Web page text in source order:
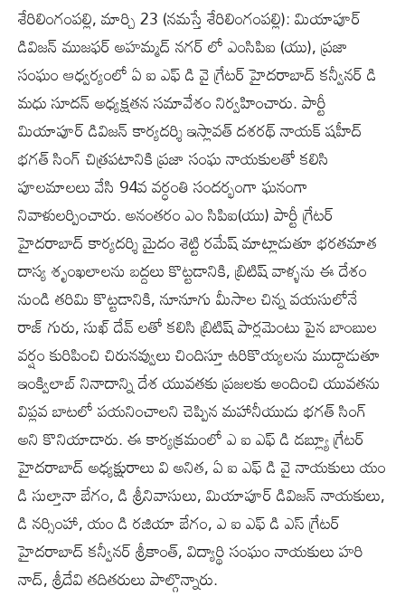
శేరిలింగంపల్లి, మార్చి 23 (న‌మ‌స్తే శేరిలింగంపల్లి): మియాపూర్
డివిజన్ ముజఫర్ అహమ్మద్ నగర్ లో ఎంసిపిఐ (యు), ప్రజా
సంఘం ఆధ్వర్యంలో ఏ ఐ ఎఫ్ డి వై గ్రేటర్ హైదరాబాద్ కన్వీనర్ డి
మధు సూదన్ అధ్యక్షతన స‌మావేశం నిర్వ‌హించారు. పార్టీ
మియాపూర్ డివిజన్ కార్యదర్శి ఇస్లావత్ దశరథ్ నాయక్ షహీద్
భగత్ సింగ్ చిత్రపటానికి ప్రజా సంఘ నాయకులతో కలిసి
పూలమాలలు వేసి 94వ వర్ధంతి సందర్భంగా ఘనంగా
నివాళులర్పించారు. అనంతరం ఎం సిపిఐ(యు) పార్టీ గ్రేటర్
హైదరాబాద్ కార్యదర్శి మైదం శెట్టి రమేష్ మాట్లాడుతూ భరతమాత
దాస్య శృంఖలాలను బద్దలు కొట్టడానికి, బ్రిటిష్ వాళ్ళను ఈ దేశం
నుండి తరిమి కొట్టడానికి, నూనూగు మీసాల చిన్న వయసులోనే
రాజ్ గురు, సుఖ్ దేవ్ లతో కలిసి బ్రిటిష్ పార్లమెంటు పైన బాంబుల
వర్షం కురిపించి చిరునవ్వులు చిందిస్తూ ఉరికొయ్యలను ముద్దాడుతూ
ఇంక్విలాబ్ నినాదాన్ని దేశ యువతకు ప్రజలకు అందించి యువతను
విప్లవ బాటలో పయనించాలని చెప్పిన మ‌హానీయుడు భ‌గ‌త్ సింగ్
అని కొనియాడారు. ఈ కార్యక్రమంలో ఎ ఐ ఎఫ్ డి డబ్ల్యూ గ్రేటర్
హైదరాబాద్ అధ్యక్షురాలు వి అనిత, ఏ ఐ ఎఫ్ డి వై నాయకులు యం
డి సుల్తానా బేగం, డి శ్రీనివాసులు, మియాపూర్ డివిజన్ నాయకులు,
డి నర్సింహా, యం డి రజియా బేగం, ఎ ఐ ఎఫ్ డి ఎస్ గ్రేటర్
హైదరాబాద్ కన్వీనర్ శ్రీకాంత్, విద్యార్థి సంఘం నాయకులు హరి
నాద్, శ్రీదేవి తదితరులు పాల్గొన్నారు.